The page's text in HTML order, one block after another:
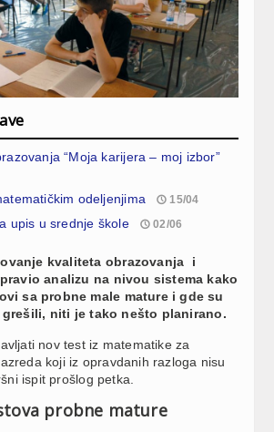
“Moja karijera – moj izbor”
odeljenjima 15/04
upis u srednje škole 02/06
kvaliteta obrazovanja i
analizu na nivou sistema kako
sa probne male mature i gde su
niti je tako nešto planirano.
nov test iz matematike za
koji iz opravdanih razloga nisu
ispit prošlog petka.
probne mature